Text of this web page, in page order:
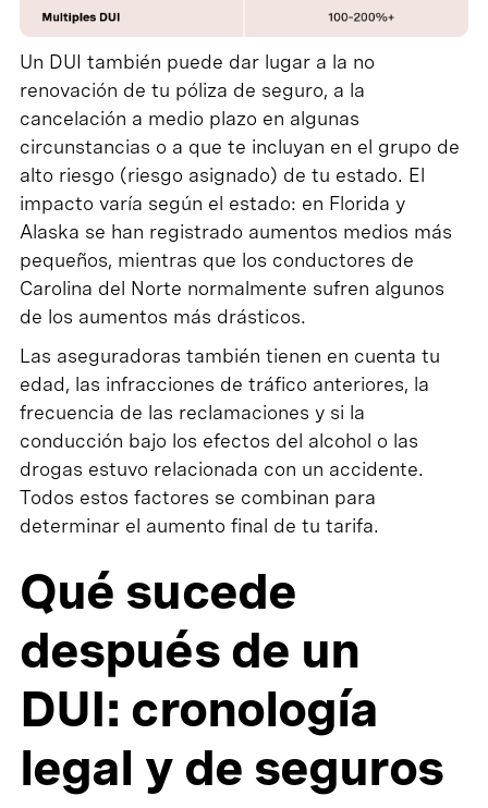
Un DUI también puede dar lugar a la no
renovación de tu póliza de seguro, a la
cancelación a medio plazo en algunas
circunstancias o a que te incluyan en el grupo de
alto riesgo (riesgo asignado) de tu estado. El
impacto varía según el estado: en Florida y
Alaska se han registrado aumentos medios más
pequeños, mientras que los conductores de
Carolina del Norte normalmente sufren algunos
de los aumentos más drásticos.
Las aseguradoras también tienen en cuenta tu
edad, las infracciones de tráfico anteriores, la
frecuencia de las reclamaciones y si la
conducción bajo los efectos del alcohol o las
drogas estuvo relacionada con un accidente.
Todos estos factores se combinan para
determinar el aumento final de tu tarifa.
Qué sucede
después de un
DUI: cronología
legal y de seguros